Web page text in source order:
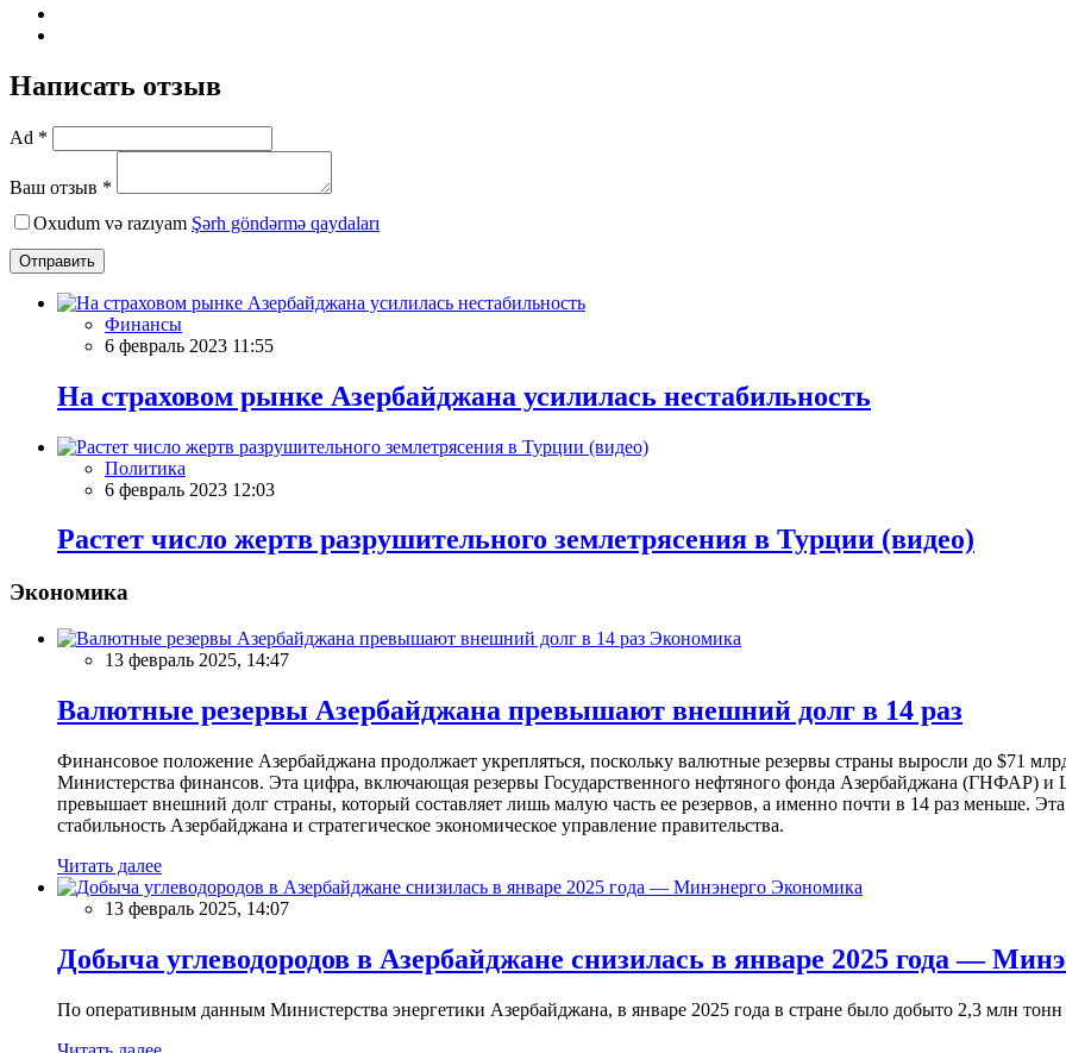
Написать отзыв
Ad *
Ваш отзыв *
Oxudum və razıyam Şərh göndərmə qaydaları
Отправить
Финансы
6 февраль 2023 11:55
На страховом рынке Азербайджана усилилась нестабильность
Политика
6 февраль 2023 12:03
Растет число жертв разрушительного землетрясения в Турции (видео)
Экономика
Экономика
13 февраль 2025, 14:47
Валютные резервы Азербайджана превышают внешний долг в 14 раз
Финансовое положение Азербайджана продолжает укрепляться, поскольку валютные резервы страны выросли до $71
Министерства финансов. Эта цифра, включающая резервы Государственного нефтяного фонда Азербайджана (ГНФАР) и
превышает внешний долг страны, который составляет лишь малую часть ее резервов, а именно почти в 14 раз меньше.
стабильность Азербайджана и стратегическое экономическое управление правительства.
Читать далее
Экономика
13 февраль 2025, 14:07
Добыча углеводородов в Азербайджане снизилась в январе 2025 года —
По оперативным данным Министерства энергетики Азербайджана, в январе 2025 года в стране было добыто 2,3 млн тонн